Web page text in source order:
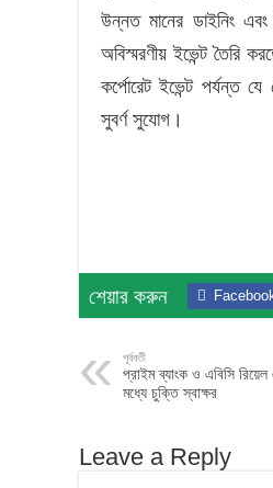
উন্নত মানের ডাইনিং
অবিস্মরণীয় ইভেন্ট তৈরি
কর্পোরেট ইভেন্ট পর্যন্ত
সুবর্ণ সুযোগ।
শেয়ার করুন
পূর্ববর্তী
প্রাইম ব্যাংক ও এবিসি
মধ্যে চুক্তি স্বাক্ষর
Leave a Reply